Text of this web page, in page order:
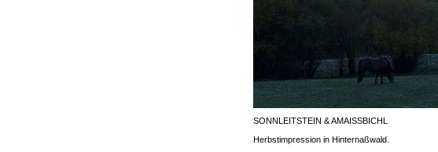
SONNLEITSTEIN & AMAISSBICHL
Herbstimpression in Hinternaßwald.